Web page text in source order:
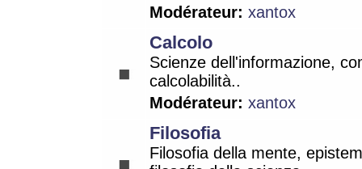
Modérateur: xantox
Calcolo
Scienze dell'informazione,
calcolabilità..
Modérateur: xantox
Filosofia
Filosofia della mente,